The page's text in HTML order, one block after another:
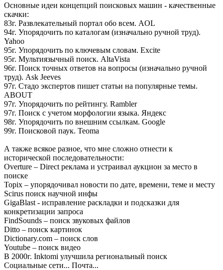
Основные идеи концепций поисковых машин - качественные
скачки:
83г. Развлекательный портал обо всем. AOL
94г. Упорядочить по каталогам (изначально ручной труд).
Yahoo
95г. Упорядочить по ключевым словам. Excite
95г. Мультиязычный поиск. AltaVista
96г. Поиск точных ответов на вопросы (изначально ручной
труд). Ask Jeeves
97г. Стадо экспертов пишет статьи на популярные темы.
ABOUT
97г. Упорядочить по рейтингу. Rambler
97г. Поиск с учетом морфологии языка. Яндекс
98г. Упорядочить по внешним ссылкам. Google
99г. Поисковой паук. Teoma
А также всякое разное, что мне сложно отнести к
исторической последовательности:
Overture – Direct реклама и устраивал аукцион за место в
поиске
Topix – упорядочивал новости по дате, времени, теме и месту
Scirus поиск научной инфы
GigaBlast - исправление раскладки и подсказки для
конкретизации запроса
FindSounds – поиск звуковых файлов
Ditto – поиск картинок
Dictionary.com – поиск слов
Youtube – поиск видео
В 2000г. Inktomi улучшила региональный поиск
Социальные сети... Почта...